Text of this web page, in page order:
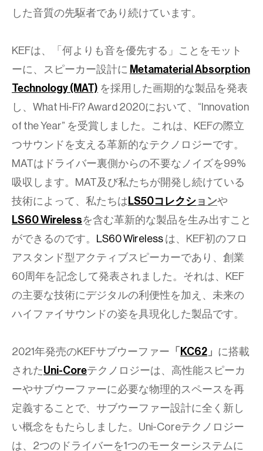
した音質の先駆者であり続けています。
KEFは、「何よりも音を優先する」ことをモット
ーに、スピーカー設計に Metamaterial Absorption
Technology (MAT) を採用した画期的な製品を発表
し、What Hi-Fi? Award 2020において、“Innovation
of the Year” を受賞しました。これは、KEFの際立
つサウンドを支える革新的なテクノロジーです。
MATはドライバー裏側からの不要なノイズを99%
吸収します。MAT及び私たちが開発し続けている
技術によって、私たちは LS50コレクシ ョンや
LS60 Wirelessを含む革新的な製品を生み出すこと
ができるのです。
LS60 Wireless は、KEF初のフロ
アスタンド型アクティブスピーカーであり、創業
60周年を記念して発表されました。それは、KEF
の主要な技術にデジタルの利便性を加え、未来の
ハイファイサウンドの姿を具現化した製品です。
2021年発売のKEFサブウーファー 「 KC62 」 に搭載
されたUni-Coreテクノロジーは、高性能スピーカ
ーやサブウーファーに必要な物理的スペースを再
定義することで、サブウーファー設計に全く新し
い概念をもたらしました。Uni-Coreテクノロジー
は、2つのドライバーを1つのモーターシステムに